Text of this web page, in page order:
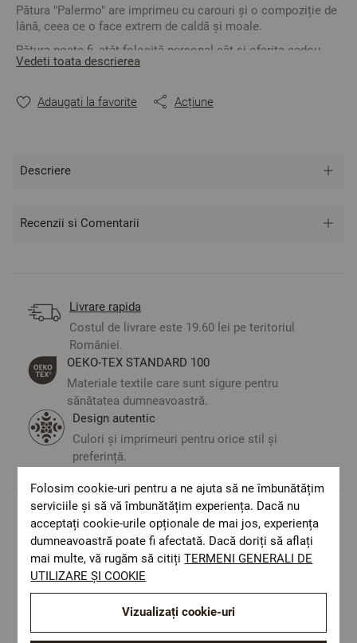
Pătura "Palermo" are imprimeu cu carouri și o compoziție de
lână, ceea ce o face extrem de caldă și moale.
Pătura poate fi, atât folosită personal cât și oferita cadou.
Mărime: 140/200 cm./dimensiunea include lungimea
Vedeti toata descrierea
Adaugati la favorite Acțiune
Descriere
Recenzii si Comentarii
Livrare rapida
Costul de livrare este 19.60 lei pe teritoriul
României.
ОЕКО-ТЕX STANDARD 100
Materiale textile care sunt sigure pentru
sănătatea dumneavoastră.
Design autentic
Culori și imprimeuri pentru orice stil și
preferință.
Populare in aceasta categorie
Folosim cookie-uri pentru a ne ajuta să ne îmbunătățim
serviciile și să vă îmbunătățim experiența. Dacă nu
acceptați cookie-urile opționale de mai jos, experiența
dumneavoastră poate fi afectată. Dacă doriți să aflați
mai multe, vă rugăm să citițiTERMENI GENERALI DE
UTILIZARE ȘI COOKIE
Vizualizați cookie-uri